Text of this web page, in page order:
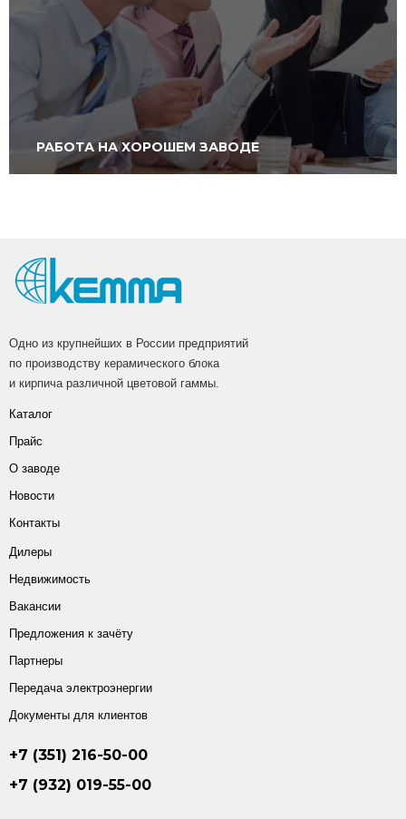
РАБОТА НА ХОРОШЕМ ЗАВОДЕ
Одно из крупнейших в России предприятий
по производству керамического блока
и кирпича различной цветовой гаммы.
Каталог
Прайс
О заводе
Новости
Контакты
Дилеры
Недвижимость
Вакансии
Предложения к зачёту
Партнеры
Передача электроэнергии
Документы для клиентов
+7 (351) 216-50-00
+7 (932) 019-55-00